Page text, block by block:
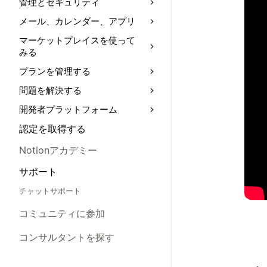
メール、カレンダー、アプリ
マーケットプレイスを使って
みる
プランを管理する
問題を解決する
開発者プラットフォーム
認定を取得する
Notionアカデミー
サポート
チャットサポート
コミュニティに参加
コンサルタントを探す